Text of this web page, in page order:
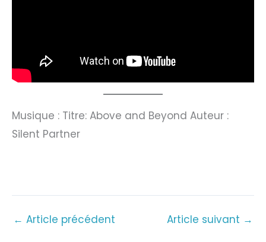
Musique : Titre: Above and Beyond Auteur :
Silent Partner
← Article précédent Article suivant →